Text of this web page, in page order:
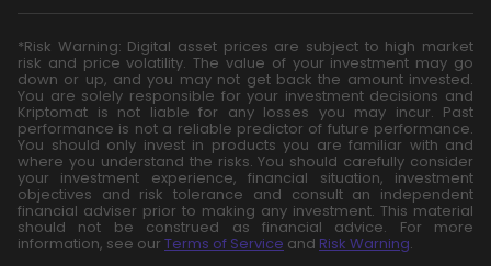
*Risk Warning: Digital asset prices are subject to high market
risk and price volatility. The value of your investment may go
down or up, and you may not get back the amount invested.
You are solely responsible for your investment decisions and
Kriptomat is not liable for any losses you may incur. Past
performance is not a reliable predictor of future performance.
You should only invest in products you are familiar with and
where you understand the risks. You should carefully consider
your investment experience, financial situation, investment
objectives and risk tolerance and consult an independent
financial adviser prior to making any investment. This material
should not be construed as financial advice. For more
information, see our Terms of Service and Risk Warning.